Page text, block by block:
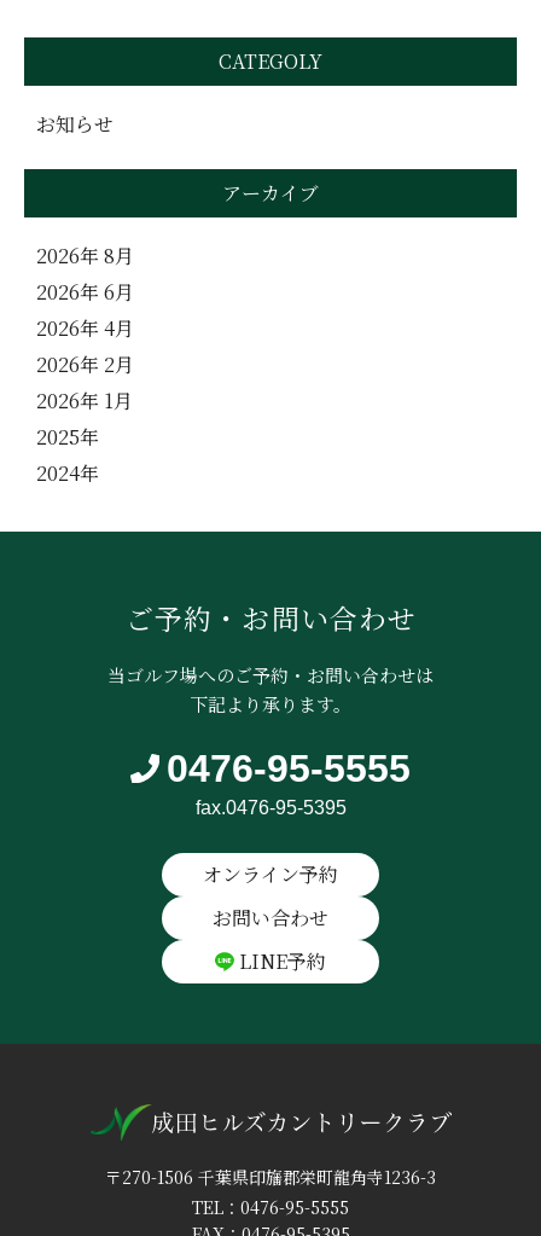
CATEGOLY
お知らせ
アーカイブ
2026年 8月
2026年 6月
2026年 4月
2026年 2月
2026年 1月
2025年
2024年
ご予約・お問い合わせ
当ゴルフ場へのご予約・お問い合わせは
下記より承ります。
0476-95-5555
fax.0476-95-5395
オンライン予約
お問い合わせ
LINE予約
〒270-1506 千葉県印旛郡栄町龍角寺1236-3
TEL：0476-95-5555